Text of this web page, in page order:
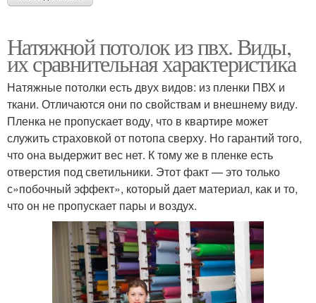
Натяжной потолок из пвх. Виды,
их сравнительная характеристика
Натяжные потолки есть двух видов: из пленки ПВХ и
ткани. Отличаются они по свойствам и внешнему виду.
Пленка не пропускает воду, что в квартире может
служить страховкой от потопа сверху. Но гарантий того,
что она выдержит вес нет. К тому же в пленке есть
отверстия под светильники. Этот факт — это только
с»побочный эффект», который дает материал, как и то,
что он не пропускает пары и воздух.